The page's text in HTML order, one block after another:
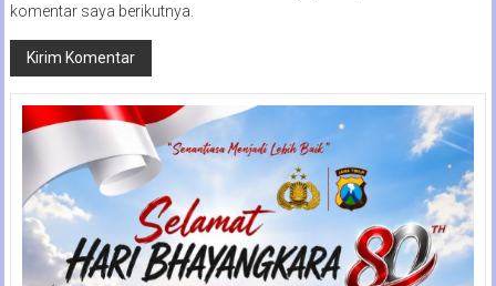
komentar saya berikutnya.